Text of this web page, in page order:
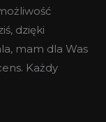
dzięki
mam dla Was
Każdy